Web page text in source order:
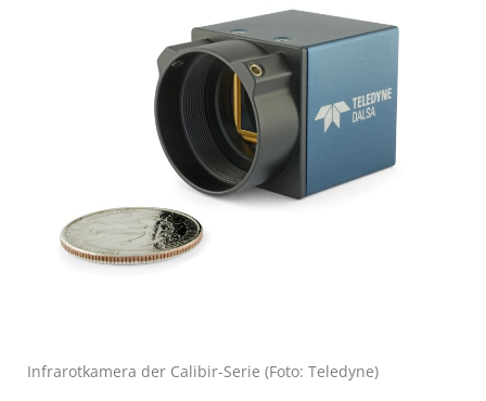
Infrarotkamera der Calibir-Serie (Foto: Teledyne)